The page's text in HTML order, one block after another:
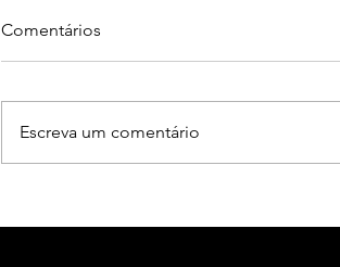
Comentários
Escreva um comentário